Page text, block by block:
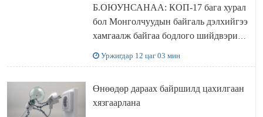
Б.ОЮУНСАНАА: КОП-17 бага хурал
бол Монголчуудын байгаль дэлхийгээ
хамгаалж байгаа бодлого шийдвэрийг
Уржигдар 12 цаг 03 мин
Өнөөдөр дараах байршилд цахилгаан
хязгаарлана